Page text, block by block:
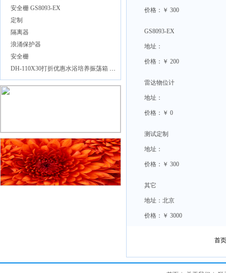
安全栅 GS8093-EX
定制
隔离器
浪涌保护器
安全栅
DH-110X30打折优惠水浴培养振荡箱 水浴摇床 水浴恒温摇床 培养振荡器
价格：￥ 300
GS8093-EX
地址：
价格：￥ 200
雷达物位计
地址：
价格：￥ 0
测试定制
地址：
价格：￥ 300
其它
地址：北京
价格：￥ 3000
首